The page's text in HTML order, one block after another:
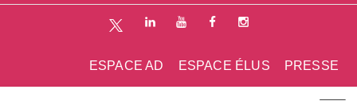
PRESSE
ESPACE ÉLUS
ESPACE AD